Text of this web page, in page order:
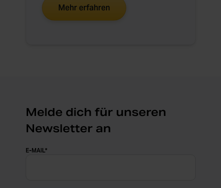
Mehr erfahren
Melde dich für unseren
Newsletter an
E-MAIL*